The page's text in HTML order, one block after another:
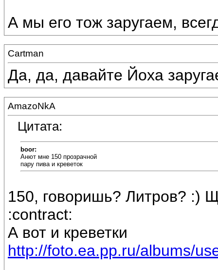
А мы его тож заругаем,
Cartman
Да, да, давайте Йоха
AmazoNkA
Цитата:
boor:
Анют мне 150 прозрачной
пару пива и креветок
150, говоришь? Литров? :)
:contract:
А вот и креветки
http://foto.ea.pp.ru/albums/